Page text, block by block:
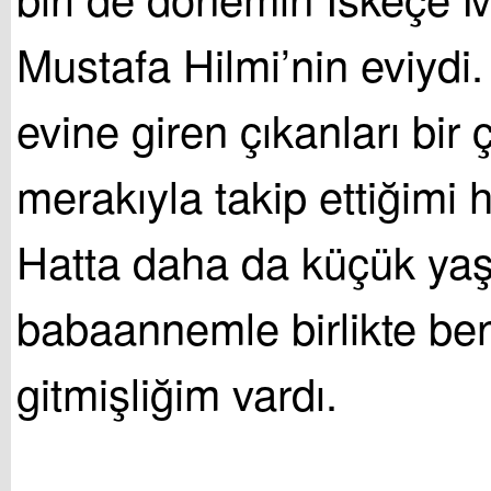
Mustafa Hilmi’nin
evine giren çıkanları bir
merakıyla takip ettiğimi
Hatta daha da küçük
babaannemle birlikte
gitmişliğim vardı.